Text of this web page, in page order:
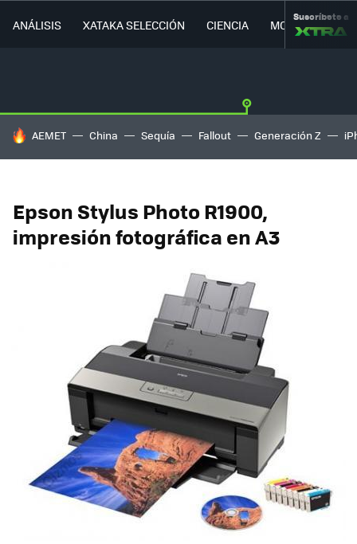
ANÁLISIS XATAKA SELECCIÓN CIENCIA MOVILIDAD
Suscríbete a
HOY SE HABLA DE
AEMET China Sequía Fallout Generación Z
Epson Stylus Photo R1900,
impresión fotográfica en A3